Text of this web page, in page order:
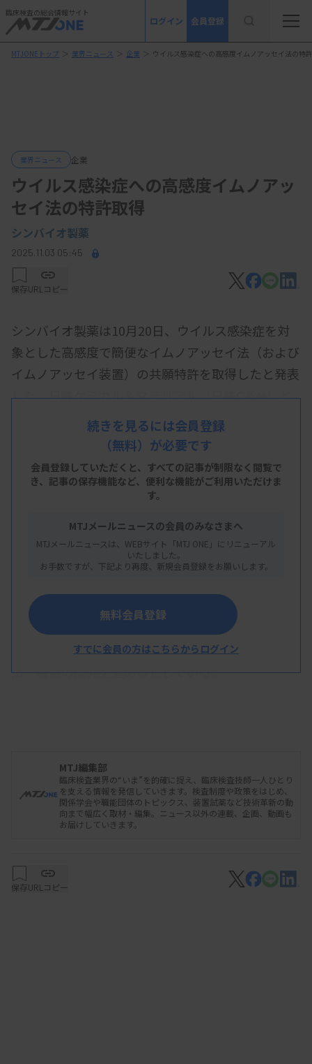
臨床検査の総合情報サイト
ログイン 会員登録
MTJONEトップ ＞ 業界ニュース ＞ 企業 ＞ ウイルス感染症への高感度イムノアッセイ法の特
業界ニュース 企業
ウイルス感染症への高感度イムノアッ
セイ法の特許取得
シンバイオ製薬
2025.11.03 05:45
保存URLコピー
シンバイオ製薬は10月20日、ウイルス感染症を対
象とした高感度で簡便なイムノアッセイ法（および
イムノアッセイ装置）の共願特許を取得したと発表
した。日鉄ケミカル＆マテリアル（日鉄C＆M）と
の共同研究の成果で、両社が10月9日に日本で取得
このイムノアッセイ法は、日鉄C＆Mが開発したナ
ノコンポジット微粒子（製品名「ESCURE」）と、
可能にする独自の高感度測定法を組み合わせたも
の。CRP抗原を用いた評価では、これまでPCRなど
でしかできなかった1桁のpg/mL以下の検出感度を
確認しているという。
シンバイオでは今回の特許技術を基に、ベッドサイ
ドでウイルス抗原を迅速・簡便に定量化できる測定
法・装置の開発を進めるとしている。
ノアッセイ法の特許を取得
続きを見るには会員登録
（無料）が必要です
会員登録していただくと、すべての記事が制限なく閲覧で
き、 記事の保存機能など、便利な機能がご利用いただけま
す。
MTJメールニュースの会員のみなさまへ
MTJメールニュースは、WEBサイト「MTJ ONE」にリニューアル
いたしました。
お手数ですが、下記より再度、新規会員登録をお願いします。
無料会員登録
すでに会員の方はこちらからログイン
MTJ編集部
臨床検査業界の“いま”を的確に捉え、臨床検査技師一人ひとり
を支える情報を発信していきます。検査制度や政策をはじめ、
関係学会や職能団体のトピックス、装置試薬など技術革新の動
向まで幅広く取材・編集。ニュース以外の連載、企画、動画も
お届けしていきます。
保存URLコピー